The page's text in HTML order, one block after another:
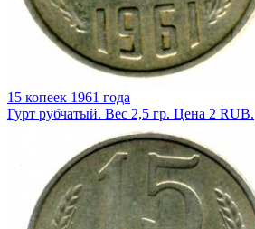
15 копеек 1961 года
Гурт рубчатый. Вес 2,5 гр. Цена 2 RUB.